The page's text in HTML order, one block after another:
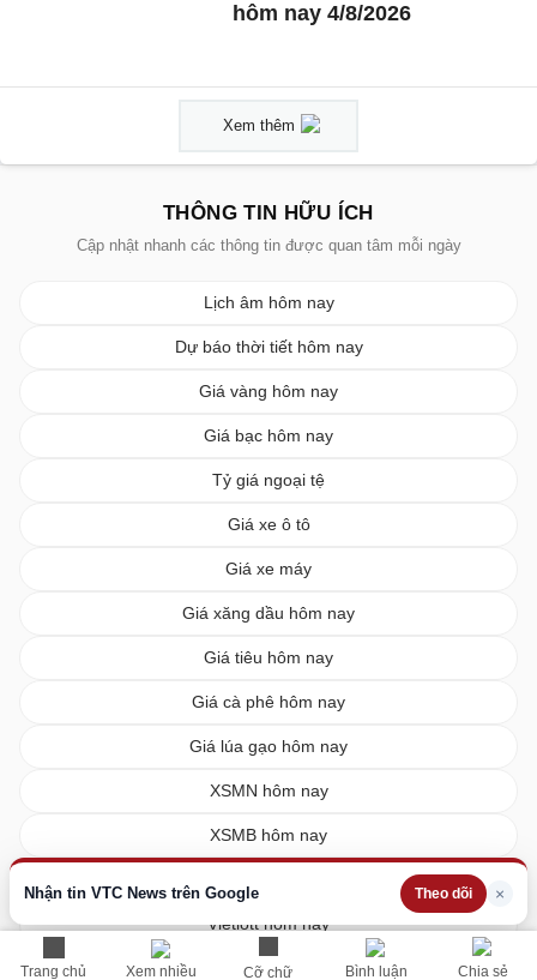
Trang chủ Xem nhiều Cỡ chữ Bình luận Chia sẻ
Nhận tin VTC News trên Google Theo dõi ×
hôm nay 4/8/2026
Xem thêm
THÔNG TIN HỮU ÍCH
Cập nhật nhanh các thông tin được quan tâm mỗi ngày
Lịch âm hôm nay
Dự báo thời tiết hôm nay
Giá vàng hôm nay
Giá bạc hôm nay
Tỷ giá ngoại tệ
Giá xe ô tô
Giá xe máy
Giá xăng dầu hôm nay
Giá tiêu hôm nay
Giá cà phê hôm nay
Giá lúa gạo hôm nay
XSMN hôm nay
XSMB hôm nay
Vietlott hôm nay